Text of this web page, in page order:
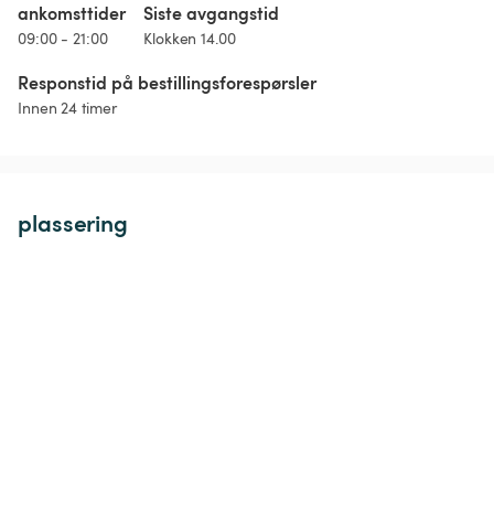
ankomsttider
09:00 - 21:00
Siste avgangstid
Klokken 14.00
Responstid på bestillingsforespørsler
Innen 24 timer
plassering